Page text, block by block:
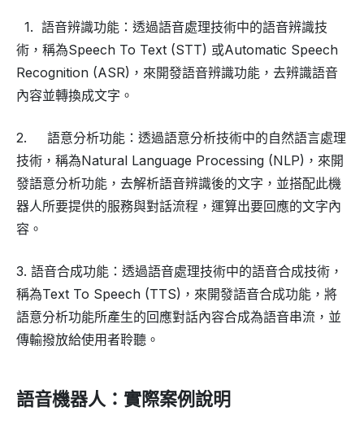
1. 語音辨識功能：透過語音處理技術中的語音辨識技
術，稱為Speech To Text (STT) 或Automatic Speech
Recognition (ASR)，來開發語音辨識功能，去辨識語音
內容並轉換成文字。
2. 語意分析功能：透過語意分析技術中的自然語言處理
技術，稱為Natural Language Processing (NLP)，來開
發語意分析功能，去解析語音辨識後的文字，並搭配此機
器人所要提供的服務與對話流程，運算出要回應的文字內
容。
3. 語音合成功能：透過語音處理技術中的語音合成技術，
稱為Text To Speech (TTS)，來開發語音合成功能，將
語意分析功能所產生的回應對話內容合成為語音串流，並
傳輸撥放給使用者聆聽。
語音機器人：實際案例說明